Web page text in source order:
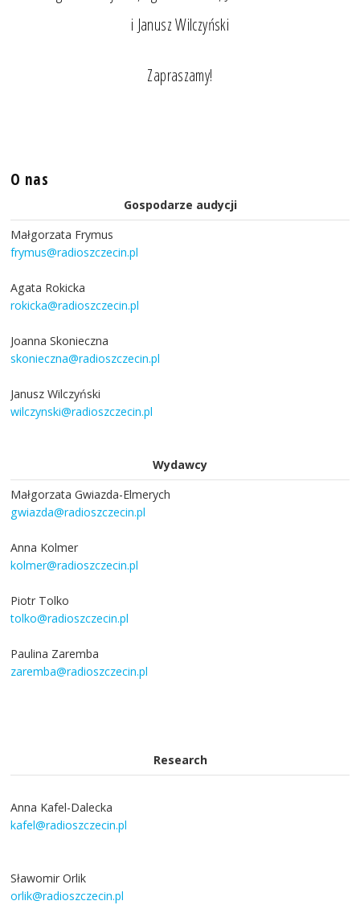
i Janusz Wilczyński
Zapraszamy!
O nas
Gospodarze audycji
Małgorzata Frymus
frymus@radioszczecin.pl
Agata Rokicka
rokicka@radioszczecin.pl
Joanna Skonieczna
skonieczna@radioszczecin.pl
Janusz Wilczyński
wilczynski@radioszczecin.pl
Wydawcy
Małgorzata Gwiazda-Elmerych
gwiazda@radioszczecin.pl
Anna Kolmer
kolmer@radioszczecin.pl
Piotr Tolko
tolko@radioszczecin.pl
Paulina Zaremba
zaremba@radioszczecin.pl
Research
Anna Kafel-Dalecka
kafel@radioszczecin.pl
Sławomir Orlik
orlik@radioszczecin.pl